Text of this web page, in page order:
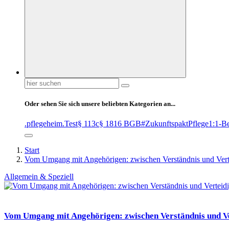
Suchen
nach:
Oder sehen Sie sich unsere beliebten Kategorien an...
.pflegeheim.Test§ 113c§ 1816 BGB#ZukunftspaktPflege1:1-
Start
Vom Umgang mit Angehörigen: zwischen Verständnis und
Allgemein & Speziell
Vom Umgang mit Angehörigen: zwischen Verständnis und